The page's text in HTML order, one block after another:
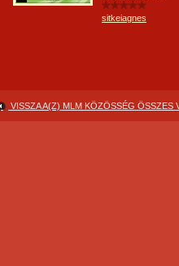
sitkeiagnes
VISSZA A(Z) MLM KÖZÖSSÉG ÖSSZES